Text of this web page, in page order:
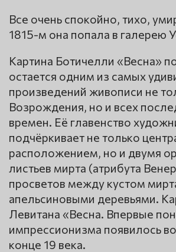
Все очень спокойно, тихо,
1815-м она попала в галерею
Картина Ботичелли «Весна»
остается одним из самых
произведений живописи не
Возрождения, но и всех
времен. Её главенство
подчёркивает не только
расположением, но и двумя
листьев мирта (атрибута
просветов между кустом
апельсиновыми деревьями.
Левитана «Весна. Впервые
импрессионизма появилось
конце 19 века.